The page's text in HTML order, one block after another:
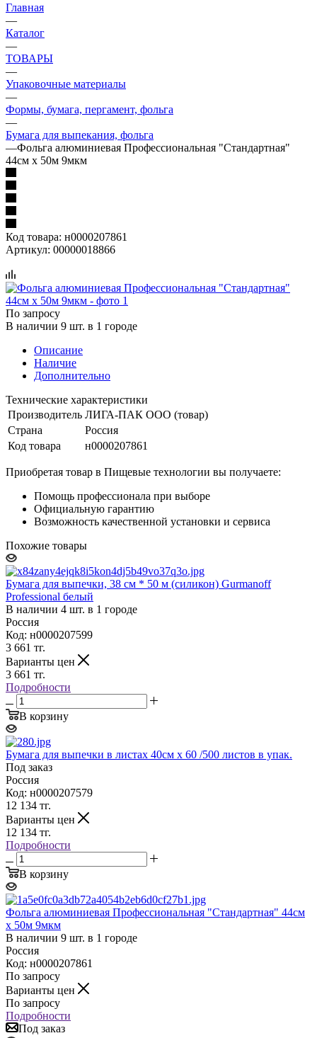
Главная
—
Каталог
—
ТОВАРЫ
—
Упаковочные материалы
—
Формы, бумага, пергамент, фольга
—
Бумага для выпекания, фольга
—Фольга алюминиевая Профессиональная "Стандартная"
44см х 50м 9мкм
Код товара: н0000207861
Артикул: 00000018866
По запросу
В наличии 9 шт. в 1 городе
Описание
Наличие
Дополнительно
Технические характеристики
Производитель ЛИГА-ПАК ООО (товар)
Страна
Россия
Код товара
н0000207861
Приобретая товар в Пищевые технологии вы получаете:
Помощь профессионала при выборе
Официальную гарантию
Возможность качественной установки и сервиса
Похожие товары
Бумага для выпечки, 38 см * 50 м (силикон) Gurmanoff
Professional белый
В наличии 4 шт. в 1 городе
Россия
Код: н0000207599
3 661 тг.
Варианты цен
3 661 тг.
Подробности
В корзину
Бумага для выпечки в листах 40см х 60 /500 листов в упак.
Под заказ
Россия
Код: н0000207579
12 134 тг.
Варианты цен
12 134 тг.
Подробности
В корзину
Фольга алюминиевая Профессиональная "Стандартная" 44см
х 50м 9мкм
В наличии 9 шт. в 1 городе
Россия
Код: н0000207861
По запросу
Варианты цен
По запросу
Подробности
Под заказ